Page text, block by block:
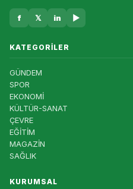
f 𝕏 in ▶
KATEGORILER
GÜNDEM
SPOR
EKONOMİ
KÜLTÜR-SANAT
ÇEVRE
EĞİTİM
MAGAZİN
SAĞLIK
KURUMSAL